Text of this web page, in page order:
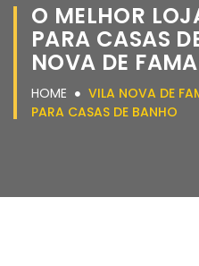
O MELHOR
PARA CASAS
NOVA DE
HOME VILA NOVA DE
PARA CASAS DE BANHO